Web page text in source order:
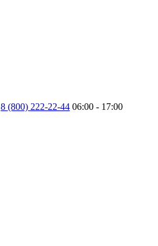
8 (800) 222-22-44 06:00 - 17:00